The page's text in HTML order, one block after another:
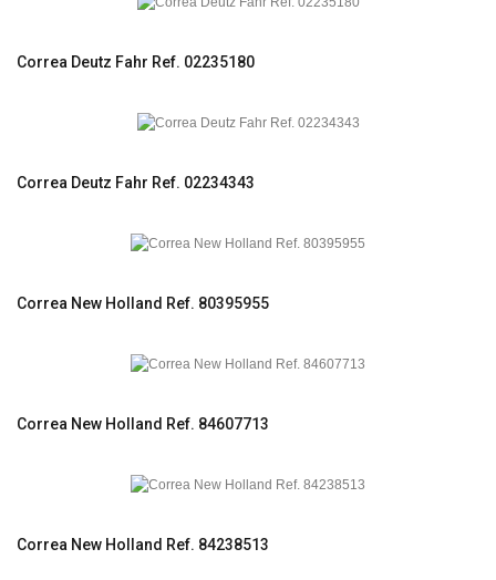
Correa Deutz Fahr Ref. 02235180
Correa Deutz Fahr Ref. 02234343
Correa New Holland Ref. 80395955
Correa New Holland Ref. 84607713
Correa New Holland Ref. 84238513